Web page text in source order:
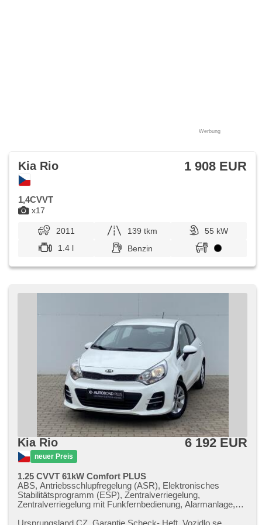
Werbung
x17
Kia Rio 1 908 EUR
1,4CVVT
2011 139 tkm
55 kW
1.4 l
Benzin
Kia Rio
neuer Preis
6 192 EUR
1.25 CVVT 61kW Comfort PLUS
ABS, Antriebsschlupfregelung (ASR), Elektronisches
Stabilitätsprogramm (ESP), Zentralverriegelung,
Zentralverriegelung mit Funkfernbedienung, Alarmanlage,
Alufelgen, Servolenkung, Autoradio, 6x Airbag,
Ursprungsland CZ,​ Garantie Scheck​- Heft,​ Vozidlo se